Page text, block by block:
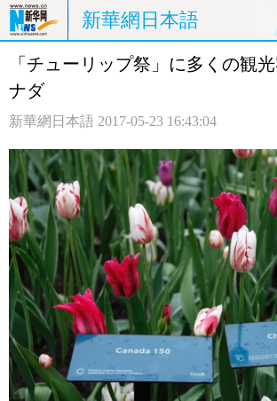
新華網日本語
ホームページ 政治
観光 評論
中日対訳
「チューリップ祭」に多くの観
ナダ
新華網日本語 2017-05-23 16:43:04